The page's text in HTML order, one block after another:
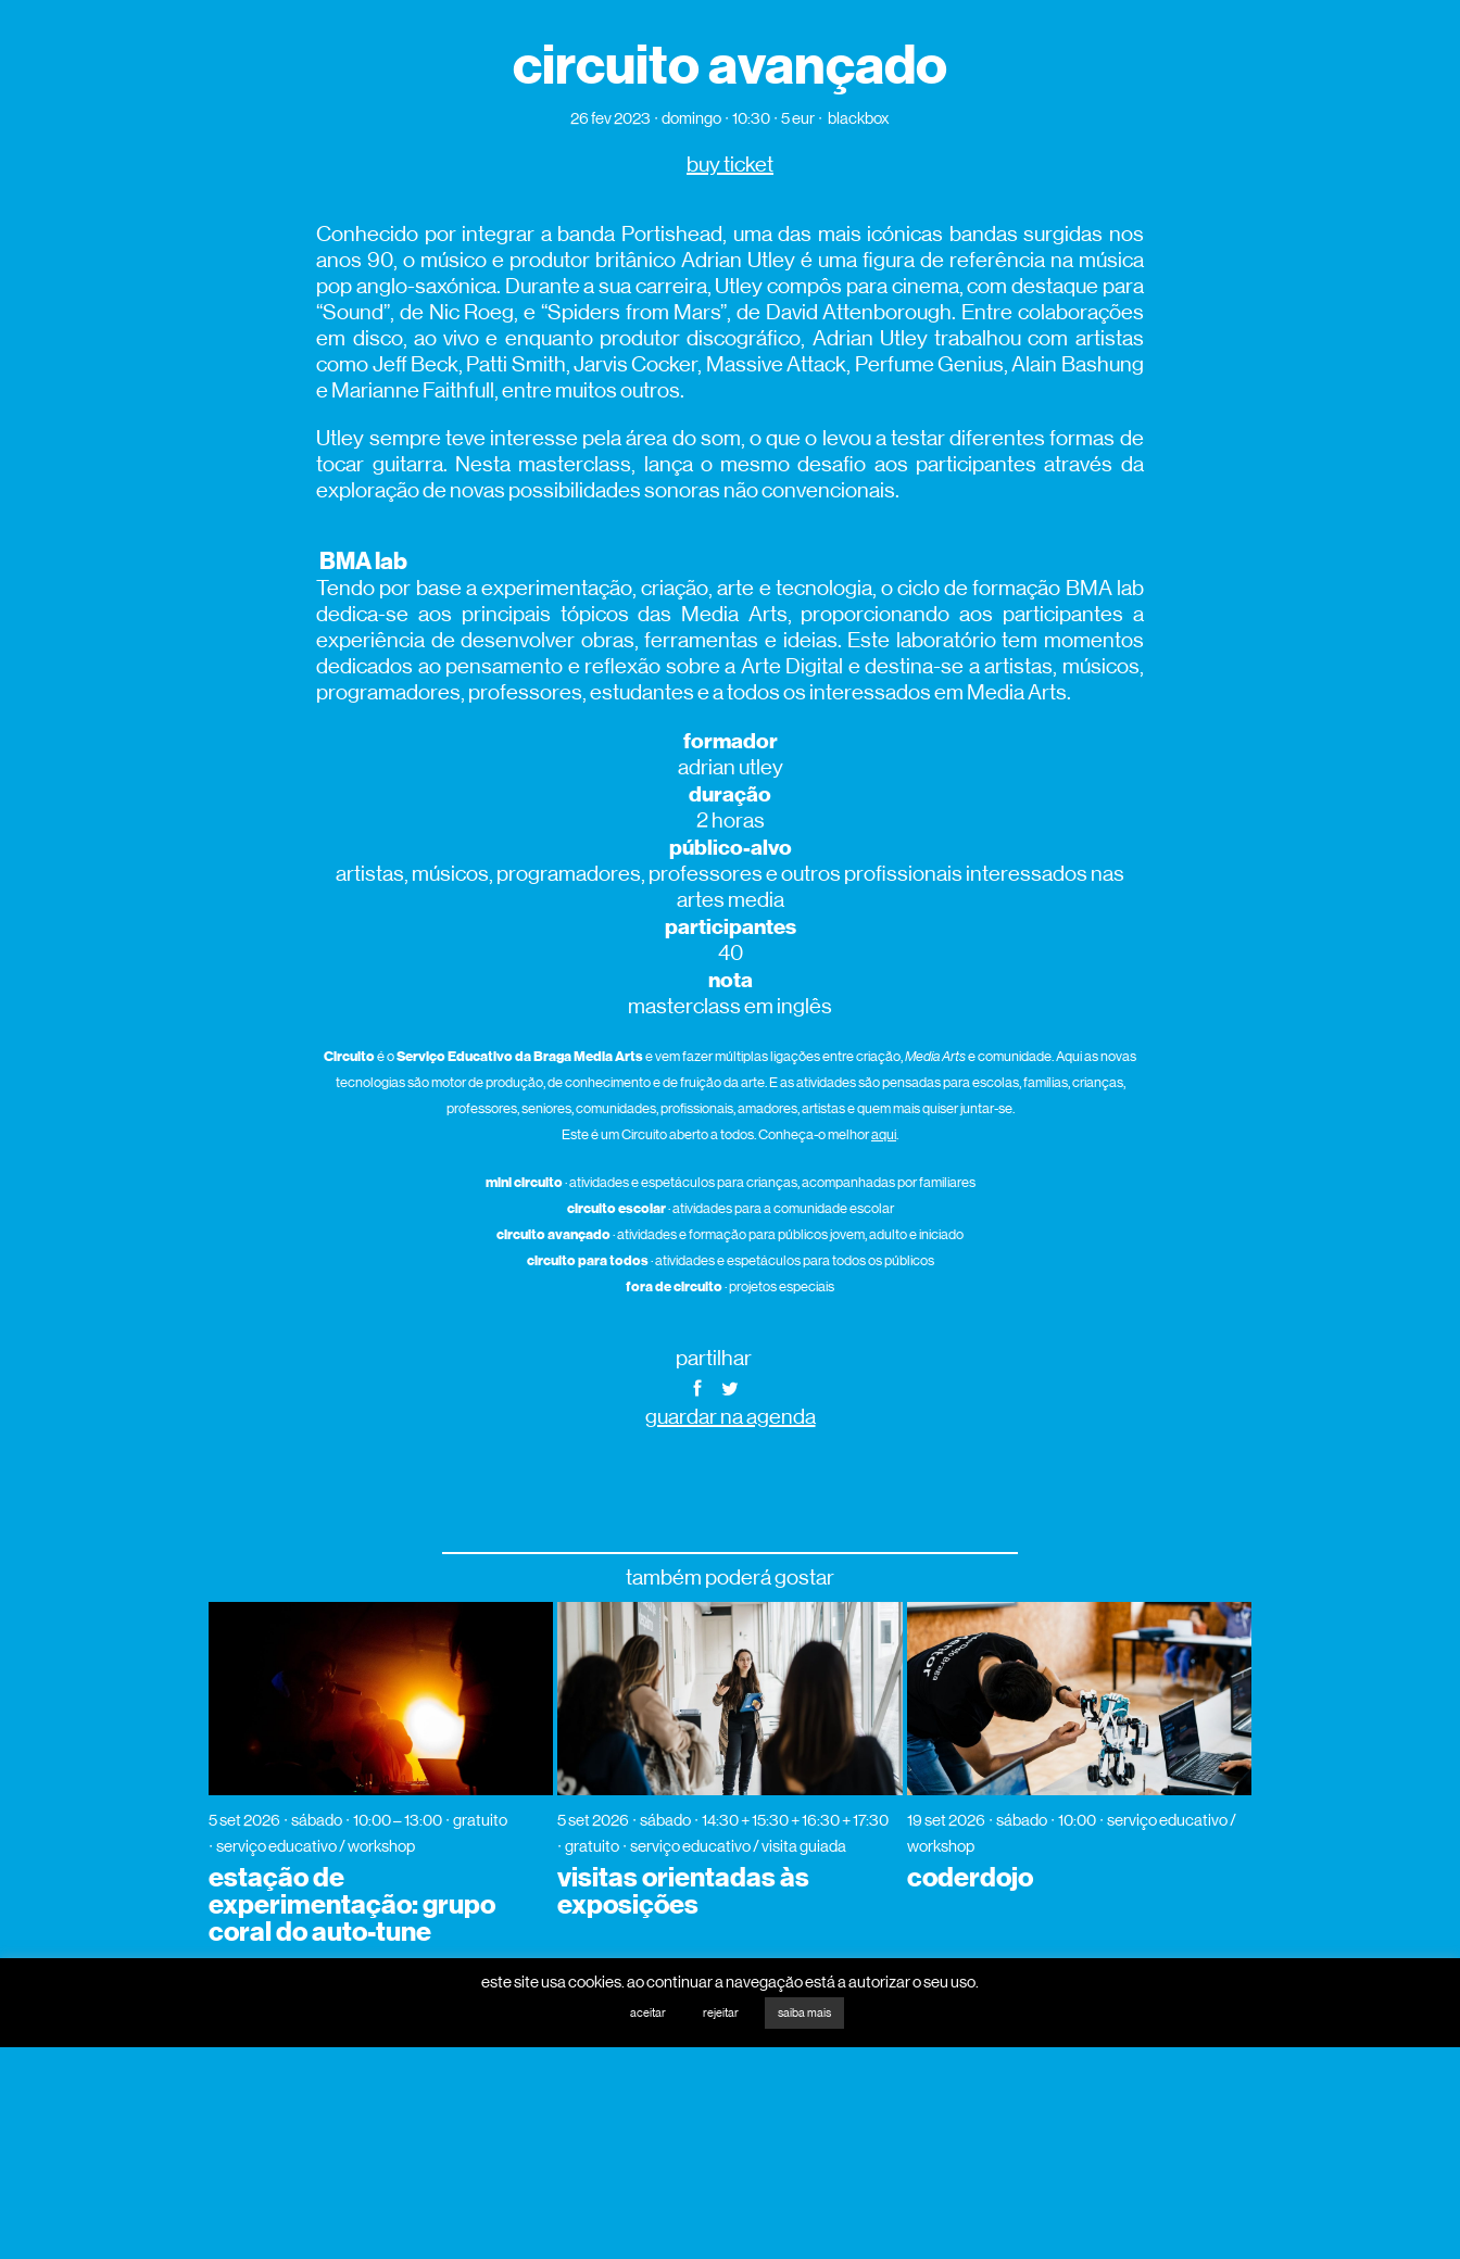
circuito avançado
26 fev 2023 domingo 10:30 5 eur blackbox
buy ticket
Conhecido por integrar a banda Portishead, uma das mais icónicas bandas surgidas nos
anos 90, o músico e produtor britânico Adrian Utley é uma figura de referência na música
pop anglo-saxónica. Durante a sua carreira, Utley compôs para cinema, com destaque para
“Sound”, de Nic Roeg, e “Spiders from Mars”, de David Attenborough. Entre colaborações
em disco, ao vivo e enquanto produtor discográfico, Adrian Utley trabalhou com artistas
como Jeff Beck, Patti Smith, Jarvis Cocker, Massive Attack, Perfume Genius, Alain Bashung
e Marianne Faithfull, entre muitos outros.
Utley sempre teve interesse pela área do som, o que o levou a testar diferentes formas de
tocar guitarra. Nesta masterclass, lança o mesmo desafio aos participantes através da
exploração de novas possibilidades sonoras não convencionais.
BMA lab
Tendo por base a experimentação, criação, arte e tecnologia, o ciclo de formação BMA lab
dedica-se aos principais tópicos das Media Arts, proporcionando aos participantes a
experiência de desenvolver obras, ferramentas e ideias. Este laboratório tem momentos
dedicados ao pensamento e reflexão sobre a Arte Digital e destina-se a artistas, músicos,
programadores, professores, estudantes e a todos os interessados em Media Arts.
formador
adrian utley
duração
2 horas
público-alvo
artistas, músicos, programadores, professores e outros profissionais interessados nas
artes media
participantes
40
nota
masterclass em inglês
Circuitoé oServiço Educativo da Braga Media Artse vem fazer múltiplas ligações entre criação,Media Artse comunidade. Aqui as novas
tecnologias são motor de produção, de conhecimento e de fruição da arte. E as atividades são pensadas para escolas, famílias, crianças,
professores, seniores, comunidades, profissionais, amadores, artistas e quem mais quiser juntar-se.
Este é um Circuito aberto a todos. Conheça-o melhoraqui.
mini circuito· atividades e espetáculos para crianças, acompanhadas por familiares
circuito escolar· atividades para a comunidade escolar
circuito avançado· atividades e formação para públicos jovem, adulto e iniciado
circuito para todos· atividades e espetáculos para todos os públicos
fora de circuito· projetos especiais
partilhar
guardar na agenda
também poderá gostar
5 set 2026 sábado 10:00 – 13:00
gratuito
serviço educativo / workshop
estação de
experimentação: grupo
coral do auto-tune
5 set 2026 sábado
14:30 + 15:30 + 16:30 + 17:30
gratuito
serviço educativo / visita guiada
visitas orientadas às
exposições
19 set 2026 sábado 10:00
serviço educativo /
workshop
coderdojo
este site usa cookies. ao continuar a navegação está a autorizar o seu uso.
aceitar rejeitar saiba mais